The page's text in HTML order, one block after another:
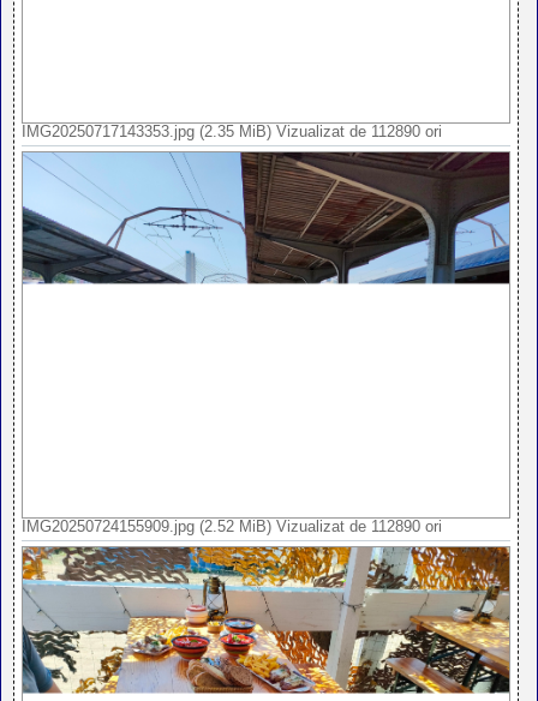
IMG20250717143353.jpg (2.35 MiB) Vizualizat de 112890 ori
IMG20250724155909.jpg (2.52 MiB) Vizualizat de 112890 ori